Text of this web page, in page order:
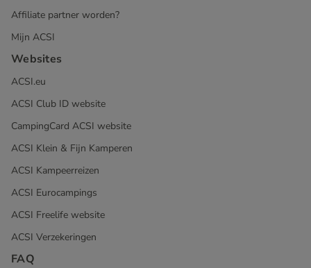
Affiliate partner worden?
Mijn ACSI
Websites
ACSI.eu
ACSI Club ID website
CampingCard ACSI website
ACSI Klein & Fijn Kamperen
ACSI Kampeerreizen
ACSI Eurocampings
ACSI Freelife website
ACSI Verzekeringen
FAQ